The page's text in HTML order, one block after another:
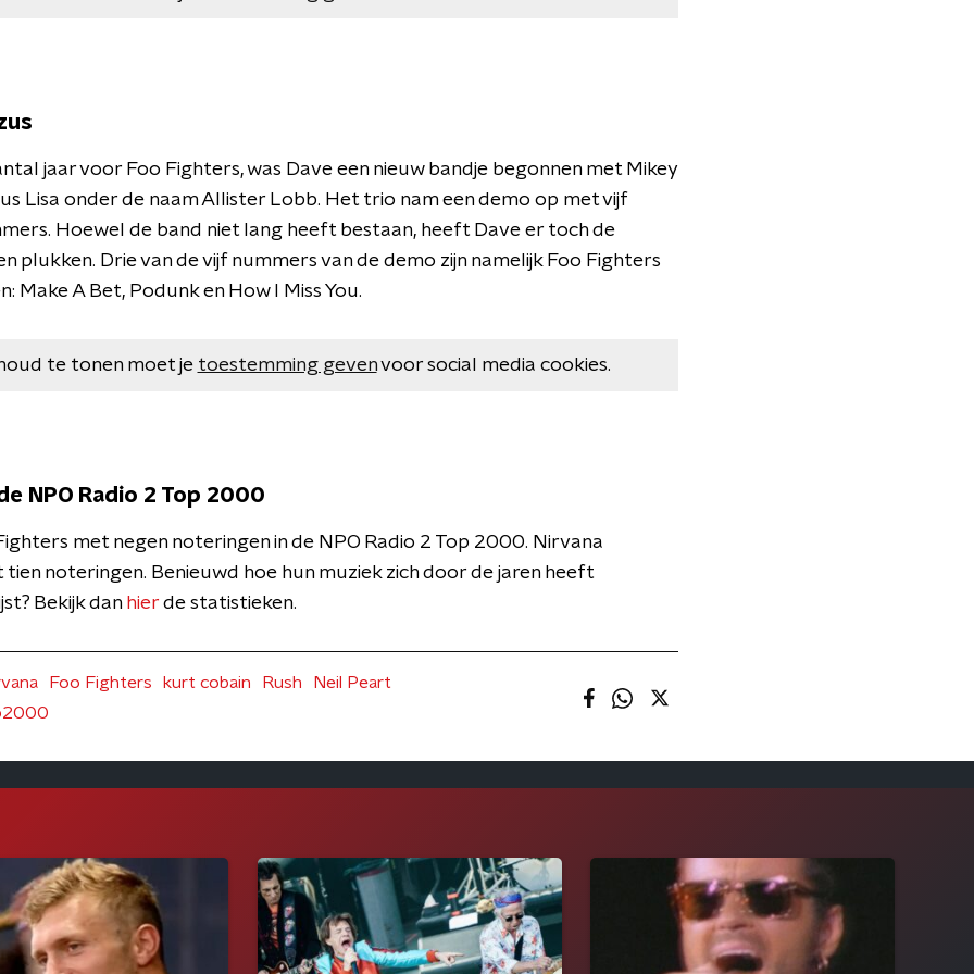
jaar voor Foo Fighters, was Dave een nieuw bandje begonnen met Mikey
Lisa onder de naam Allister Lobb. Het trio nam een demo op met vijf
Hoewel de band niet lang heeft bestaan, heeft Dave er toch de
plukken. Drie van de vijf nummers van de demo zijn namelijk Foo Fighters
Make A Bet, Podunk en How I Miss You.
te tonen moet je toestemming gevenvoor social media cookies.
NPO Radio 2 Top 2000
met negen noteringen in de NPO Radio 2 Top 2000. Nirvana
noteringen. Benieuwd hoe hun muziek zich door de jaren heeft
Bekijk dan hier de statistieken.
Foo Fighters kurt cobain Rush
Neil Peart